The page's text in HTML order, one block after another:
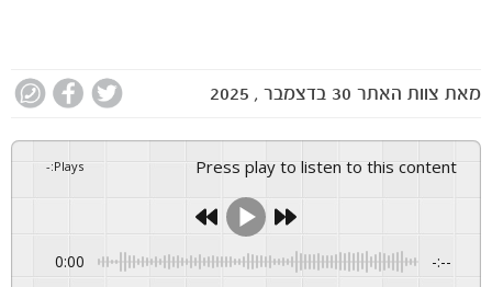
מאת צוות האתר 30 בדצמבר , 2025
Press play to listen to this content
Plays
:
-
0:00 -:--